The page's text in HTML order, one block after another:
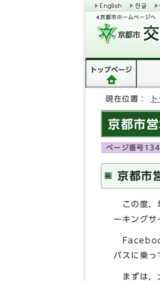
トップページ
現在位置：
京都市
ページ番号
京都市
この度，
ーキング
Facebook
バスに乗っ
まずは，